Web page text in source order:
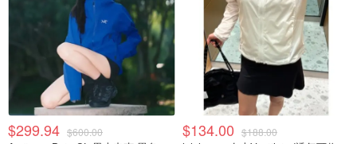
$299.94 $600.00 $134.00 $188.00